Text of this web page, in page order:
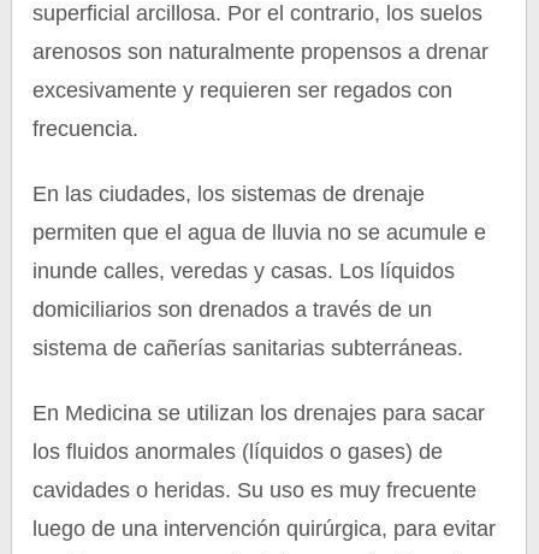
superficial arcillosa. Por el contrario, los suelos
arenosos son naturalmente propensos a drenar
excesivamente y requieren ser regados con
frecuencia.
En las ciudades, los sistemas de drenaje
permiten que el agua de lluvia no se acumule e
inunde calles, veredas y casas. Los líquidos
domiciliarios son drenados a través de un
sistema de cañerías sanitarias subterráneas.
En Medicina se utilizan los drenajes para sacar
los fluidos anormales (líquidos o gases) de
cavidades o heridas. Su uso es muy frecuente
luego de una intervención quirúrgica, para evitar